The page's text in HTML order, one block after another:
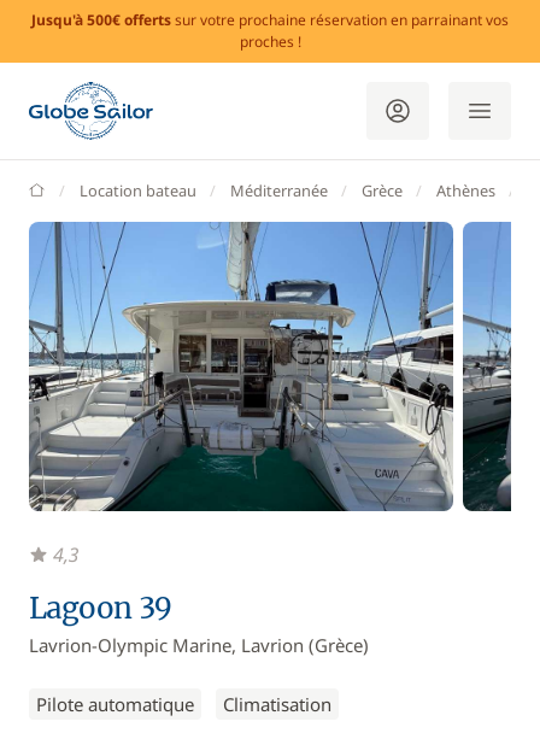
Jusqu'à 500€ offertssur votre prochaine réservation en parrainant vos
proches !
GlobeSailor
Location bateau Méditerranée Grèce Athènes
Lagoon 39
Lavrion-Olympic Marine, Lavrion (Grèce)
Pilote automatique Climatisation
4,3